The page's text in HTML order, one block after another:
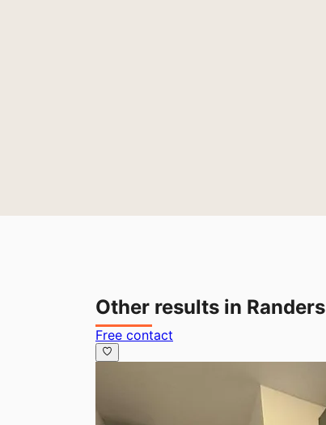
Other results in Randers
Free contact